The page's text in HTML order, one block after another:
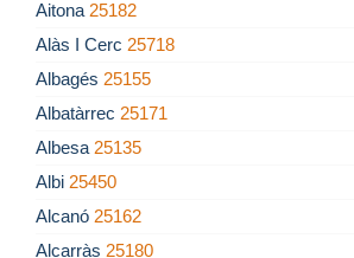
Aitona 25182
Alàs I Cerc 25718
Albagés 25155
Albatàrrec 25171
Albesa 25135
Albi 25450
Alcanó 25162
Alcarràs 25180